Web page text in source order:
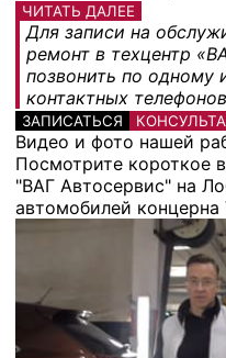
ЧИТАТЬ ДАЛЕЕ
Для записи на
ремонт в техцентр
позвонить по одному
контактных
ЗАПИСАТЬСЯ
Видео и фото нашей
Посмотрите короткое
"ВАГ Автосервис" на
автомобилей концерна